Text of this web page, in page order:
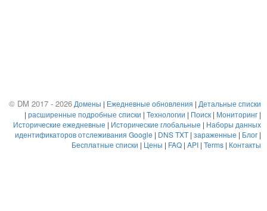
© DM 2017 - 2026 Домены | Ежедневные обновления | Детальные списки
| расширенные подробные списки | Технологии | Поиск | Мониторинг |
Исторические ежедневные | Исторические глобальные | Наборы данных
идентификаторов отслеживания Google | DNS TXT | зараженные | Блог |
Бесплатные списки | Цены | FAQ | API | Terms | Контакты